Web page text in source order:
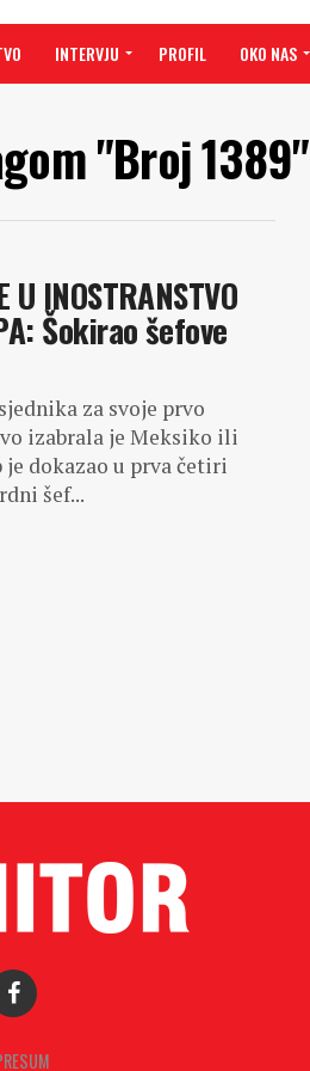
INTERVJU PROFIL OKO NAS
"Broj 1389"
U INOSTRANSTVO
Šokirao šefove
za svoje prvo
izabrala je Meksiko ili
je dokazao u prva četiri
šef...